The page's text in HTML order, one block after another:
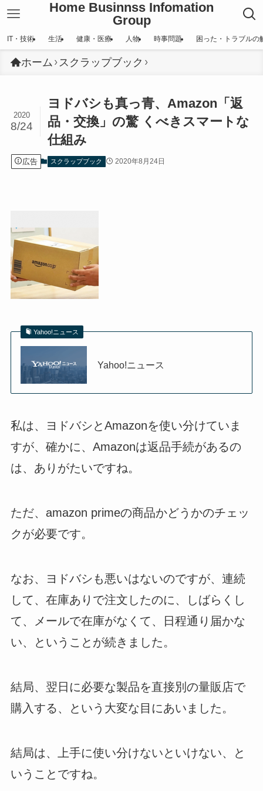
Home Businnss Infomation
Group
IT・技術 生活 健康・医療 人物 時事問題 困った・トラブルの
ホーム スクラップブック
ヨドバシも真っ青、Amazon「返
品・交換」の驚 くべきスマートな
仕組み
2020
8/24
広告 スクラップブック 2020年8月24日
Yahoo!ニュース
Yahoo!ニュース
私は、ヨドバシとAmazonを使い分けていま
すが、確かに、Amazonは返品手続があるの
は、ありがたいですね。
ただ、amazon primeの商品かどうかのチェッ
クが必要です。
なお、ヨドバシも悪いはないのですが、連続
して、在庫ありで注文したのに、しばらくし
て、メールで在庫がなくて、日程通り届かな
い、ということが続きました。
結局、翌日に必要な製品を直接別の量販店で
購入する、という大変な目にあいました。
結局は、上手に使い分けないといけない、と
いうことですね。